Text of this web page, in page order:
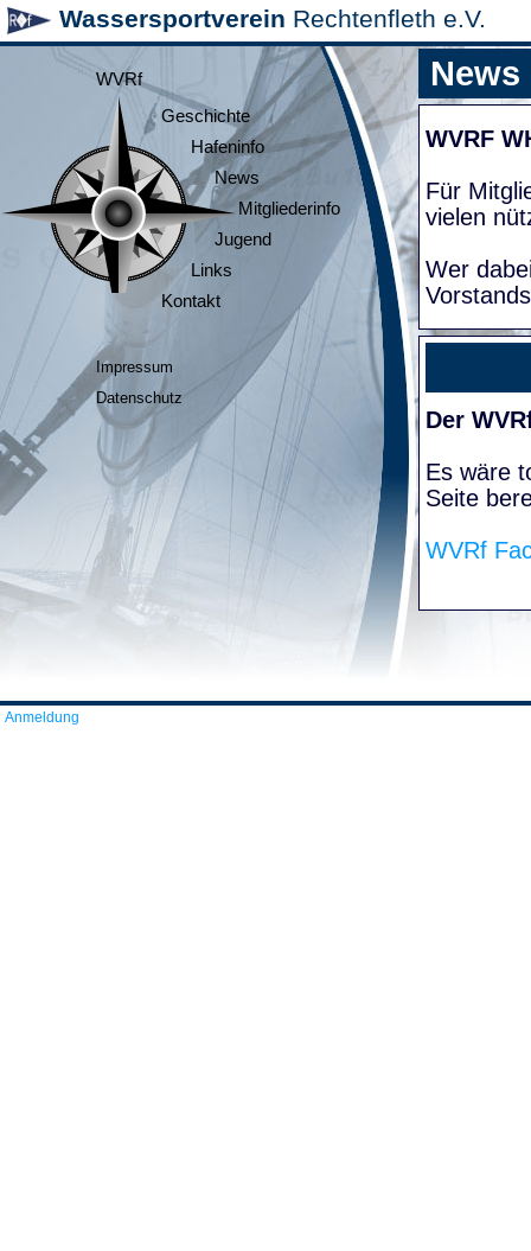
Wassersportverein Rechtenfleth e.V.
WVRf
Geschichte
Hafeninfo
News
Mitgliederinfo
Jugend
Links
Kontakt
Impressum
Datenschutz
News
WVRF
Für
vielen
Wer
Der
Es wäre
Seite
WVRf
Anmeldung